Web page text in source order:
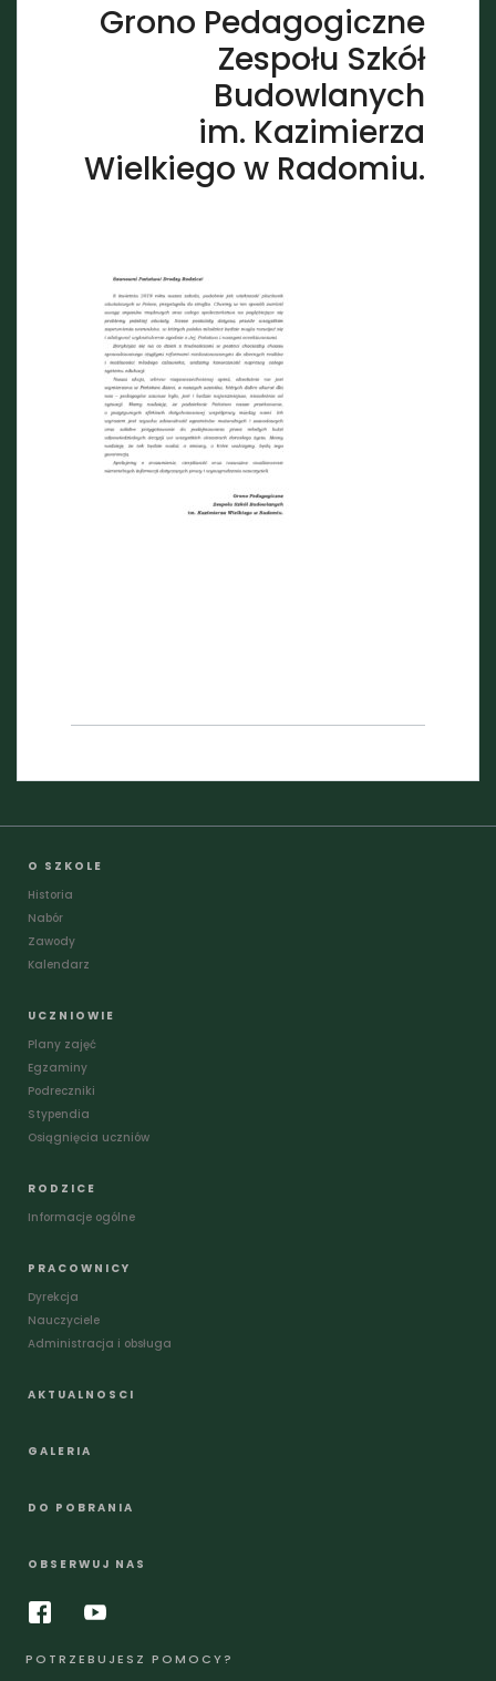
Grono Pedagogiczne
Zespołu Szkół
Budowlanych
im. Kazimierza
Wielkiego w Radomiu.
O SZKOLE
Historia
Nabór
Zawody
Kalendarz
UCZNIOWIE
Plany zajęć
Egzaminy
Podreczniki
Stypendia
Osiągnięcia uczniów
RODZICE
Informacje ogólne
PRACOWNICY
Dyrekcja
Nauczyciele
Administracja i obsługa
AKTUALNOSCI
GALERIA
DO POBRANIA
OBSERWUJ NAS
POTRZEBUJESZ POMOCY?